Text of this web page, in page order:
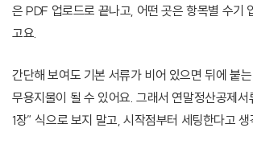
은 PDF 업로드로 끝나고, 어떤 곳은 항목별 수기
고요.
간단해 보여도 기본 서류가 비어 있으면 뒤에 붙
무용지물이 될 수 있어요. 그래서 연말정산공제서
1장” 식으로 보지 말고, 시작점부터 세팅한다고